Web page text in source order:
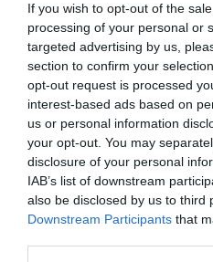
If you wish to opt-out of the
processing of your personal or
targeted advertising by us,
section to confirm your
opt-out request is processed
interest-based ads based on
us or personal information
your opt-out. You may
disclosure of your personal
IAB’s list of downstream
also be disclosed by us to third
Downstream Participants that
A kaprot, a mentát
meghámozzuk,
a kaporral, a mentával, a
borsozzuk. Félretesszük.
Nagy lábasban bő vizet
ecetet. Kanállal örvényt
ütjük egyenként a tojásokat,
főzzük őket. Szűrőkanállal
Lábasban megolvasztjuk a
chilipelyhet, valamint a